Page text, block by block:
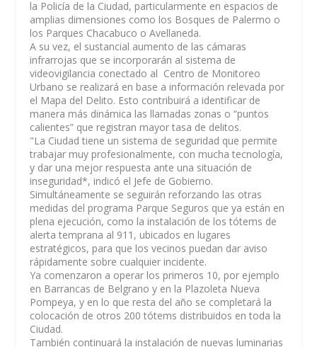
la Policía de la Ciudad, particularmente en espacios de
amplias dimensiones como los Bosques de Palermo o
los Parques Chacabuco o Avellaneda.
A su vez, el sustancial aumento de las cámaras
infrarrojas que se incorporarán al sistema de
videovigilancia conectado al Centro de Monitoreo
Urbano se realizará en base a información relevada por
el Mapa del Delito. Esto contribuirá a identificar de
manera más dinámica las llamadas zonas o “puntos
calientes” que registran mayor tasa de delitos.
"La Ciudad tiene un sistema de seguridad que permite
trabajar muy profesionalmente, con mucha tecnología,
y dar una mejor respuesta ante una situación de
inseguridad*, indicó el Jefe de Gobierno.
Simultáneamente se seguirán reforzando las otras
medidas del programa Parque Seguros que ya están en
plena ejecución, como la instalación de los tótems de
alerta temprana al 911, ubicados en lugares
estratégicos, para que los vecinos puedan dar aviso
rápidamente sobre cualquier incidente.
Ya comenzaron a operar los primeros 10, por ejemplo
en Barrancas de Belgrano y en la Plazoleta Nueva
Pompeya, y en lo que resta del año se completará la
colocación de otros 200 tótems distribuidos en toda la
Ciudad.
También continuará la instalación de nuevas luminarias